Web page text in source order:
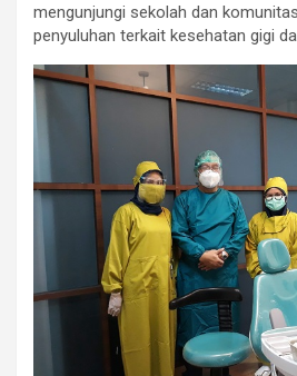
mengunjungi sekolah dan
penyuluhan terkait kesehatan gigi